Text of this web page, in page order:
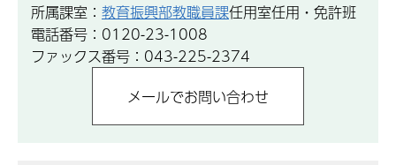
所属課室： 教育振興部教職員課任用室任用・免許班
電話番号：0120-23-1008
ファックス番号：043-225-2374